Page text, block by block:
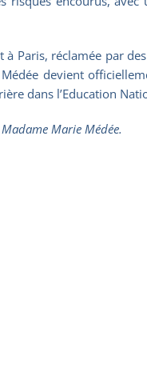
Paris, réclamée par
devient
dans l’Education
Marie Médée.